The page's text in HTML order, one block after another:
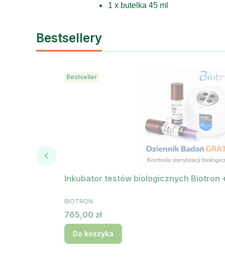
1 x butelka 45 ml
Bestsellery
Bestseller
Inkubator testów biologicznych Biotron
PRODUCENT
BIOTRON
Cena
765,00 zł
Do koszyka